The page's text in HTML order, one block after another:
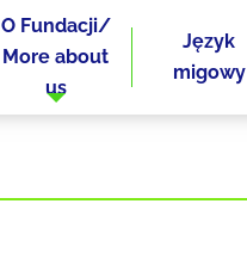
O Fundacji/
More about
us
Język
migowy